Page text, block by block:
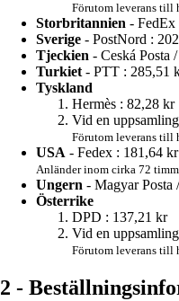
Förutom leverans till
Storbritannien - FedEx
Sverige - PostNord :
Tjeckien - Ceská Posta
Turkiet- PTT : 285,51
Tyskland
Hermès : 82,28 kr
Vid en
Förutom leverans till
USA - Fedex : 181,64 kr
Anländer inom cirka 72
Ungern - Magyar Posta
Österrike
DPD : 137,21 kr
Vid en
Förutom leverans till
2 -